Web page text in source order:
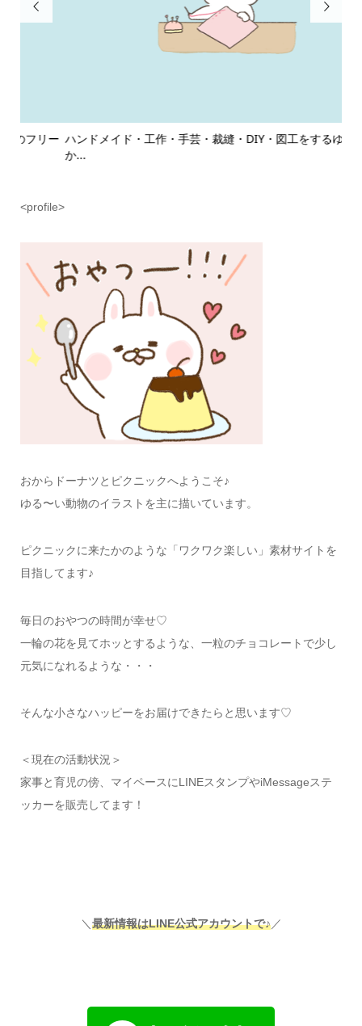

ハンドメイド・工作・手芸・裁縫・DIY・図工をするゆるくて

<profile>
おからドーナツとピクニックへようこそ♪
ゆる〜い動物のイラストを主に描いています。
ピクニックに来たかのような「ワクワク楽しい」素材サイトを
目指してます♪
毎日のおやつの時間が幸せ♡
一輪の花を見てホッとするような、一粒のチョコレートで少し
元気になれるような・・・
そんな小さなハッピーをお届けできたらと思います♡
＜現在の活動状況＞
家事と育児の傍、マイペースにLINEスタンプやiMessageステ
ッカーを販売してます！
＼最新情報はLINE公式アカウントで♪／